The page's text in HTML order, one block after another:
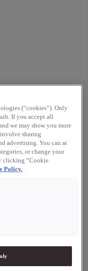
(“cookies”). Only
If you accept all
we may show you more
sharing
advertising. You can at
or change your
clicking “Cookie
Policy.